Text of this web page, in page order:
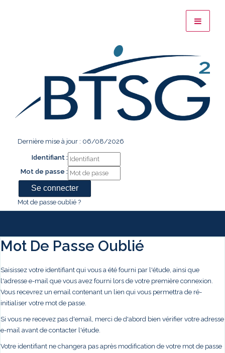
Dernière mise à jour : 06/08/2026
Identifiant :
Mot de passe :
Mot de passe oublié ?
Mot De Passe Oublié
Saisissez votre identifiant qui vous a été fourni par l'étude, ainsi que
l'adresse e-mail que vous avez fourni lors de votre première connexion.
Vous recevrez un email contenant un lien qui vous permettra de ré-
initialiser votre mot de passe.
Si vous ne recevez pas d'email, merci de d'abord bien vérifier votre adresse
e-mail avant de contacter l'étude.
Votre identifiant ne changera pas après modification de votre mot de passe